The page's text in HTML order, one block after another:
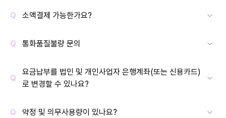
소액결제 가능한가요?
통화품질불량 문의
요금납부를 법인 및 개인사업자 은행계좌(또는 신용카드)
로 변경할 수 있나요?
약정 및 의무사용량이 있나요?